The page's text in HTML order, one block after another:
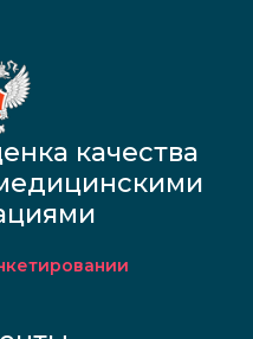
качества